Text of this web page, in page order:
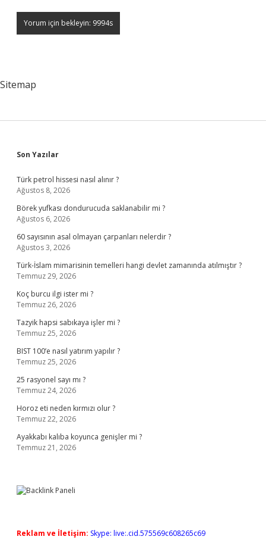
Sitemap
Sidebar
Son Yazılar
Türk petrol hissesi nasıl alınır ?
Ağustos 8, 2026
Börek yufkası dondurucuda saklanabilir mi ?
Ağustos 6, 2026
60 sayısının asal olmayan çarpanları nelerdir ?
Ağustos 3, 2026
Türk-İslam mimarisinin temelleri hangi devlet zamanında atılmıştır ?
Temmuz 29, 2026
Koç burcu ilgi ister mi ?
Temmuz 26, 2026
Tazyik hapsi sabıkaya işler mi ?
Temmuz 25, 2026
BIST 100’e nasıl yatırım yapılır ?
Temmuz 25, 2026
25 rasyonel sayı mı ?
Temmuz 24, 2026
Horoz eti neden kırmızı olur ?
Temmuz 22, 2026
Ayakkabı kalıba koyunca genişler mi ?
Temmuz 21, 2026
Reklam ve İletişim: Skype: live:.cid.575569c608265c69